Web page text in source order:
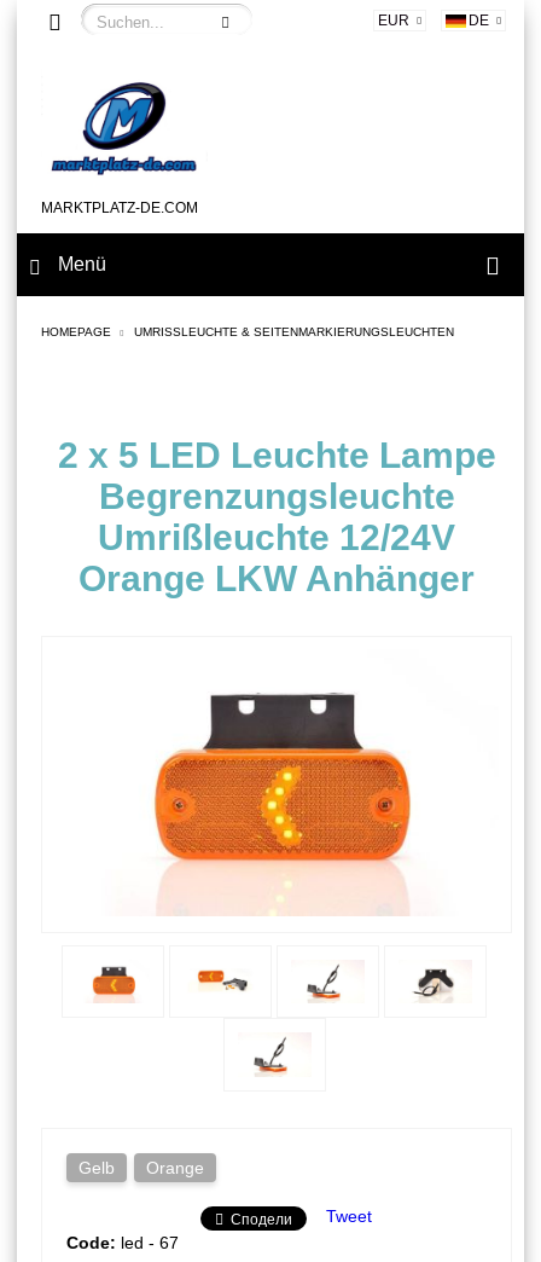
EUR DE
MARKTPLATZ-DE.COM
Menü
HOMEPAGE UMRISSLEUCHTE & SEITENMARKIERUNGSLEUCHTEN
2 x 5 LED Leuchte Lampe
Begrenzungsleuchte
Umrißleuchte 12/24V
Orange LKW Anhänger
Gelb Orange
Сподели
Tweet
Code: led - 67